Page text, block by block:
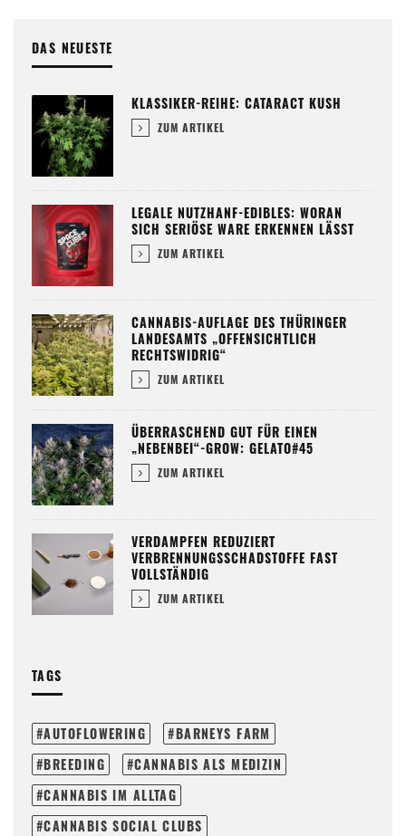
DAS NEUESTE
KLASSIKER-REIHE: CATARACT KUSH
ZUM ARTIKEL
LEGALE NUTZHANF-EDIBLES: WORAN
SICH SERIÖSE WARE ERKENNEN LÄSST
ZUM ARTIKEL
CANNABIS-AUFLAGE DES THÜRINGER
LANDESAMTS „OFFENSICHTLICH
RECHTSWIDRIG“
ZUM ARTIKEL
ÜBERRASCHEND GUT FÜR EINEN
„NEBENBEI“-GROW: GELATO#45
ZUM ARTIKEL
VERDAMPFEN REDUZIERT
VERBRENNUNGSSCHADSTOFFE FAST
VOLLSTÄNDIG
ZUM ARTIKEL
TAGS
AUTOFLOWERING
BARNEYS FARM
BREEDING
CANNABIS ALS MEDIZIN
CANNABIS IM ALLTAG
CANNABIS SOCIAL CLUBS